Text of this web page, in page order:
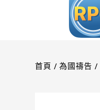
首頁 / 為國禱告 /